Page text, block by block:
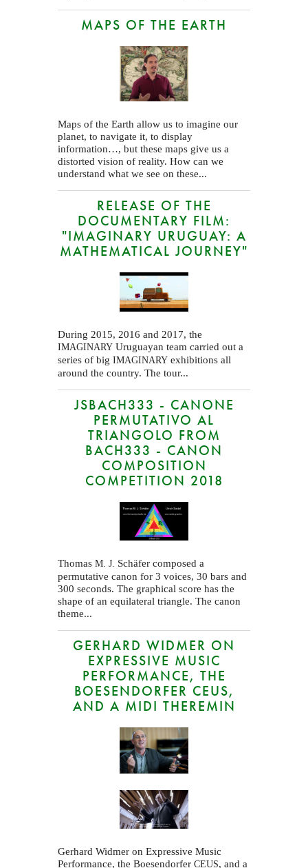
MAPS OF THE EARTH
Maps of the Earth allow us to imagine our
planet, to navigate it, to display
information…, but these maps give us a
distorted vision of reality. How can we
understand what we see on these...
RELEASE OF THE
DOCUMENTARY FILM:
"IMAGINARY URUGUAY: A
MATHEMATICAL JOURNEY"
During 2015, 2016 and 2017, the
IMAGINARY Uruguayan team carried out a
series of big IMAGINARY exhibitions all
around the country. The tour...
JSBACH333 - CANONE
PERMUTATIVO AL
TRIANGOLO FROM
BACH333 - CANON
COMPOSITION
COMPETITION 2018
Thomas M. J. Schäfer composed a
permutative canon for 3 voices, 30 bars and
300 seconds. The graphical score has the
shape of an equilateral triangle. The canon
theme...
GERHARD WIDMER ON
EXPRESSIVE MUSIC
PERFORMANCE, THE
BOESENDORFER CEUS,
AND A MIDI THEREMIN
Gerhard Widmer on Expressive Music
Performance, the Boesendorfer CEUS, and a